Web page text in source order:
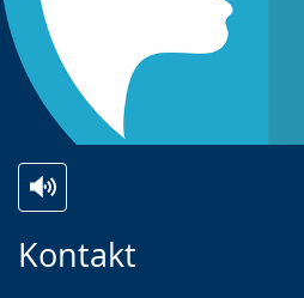
Kontakt
Leichten
Audio-
Video